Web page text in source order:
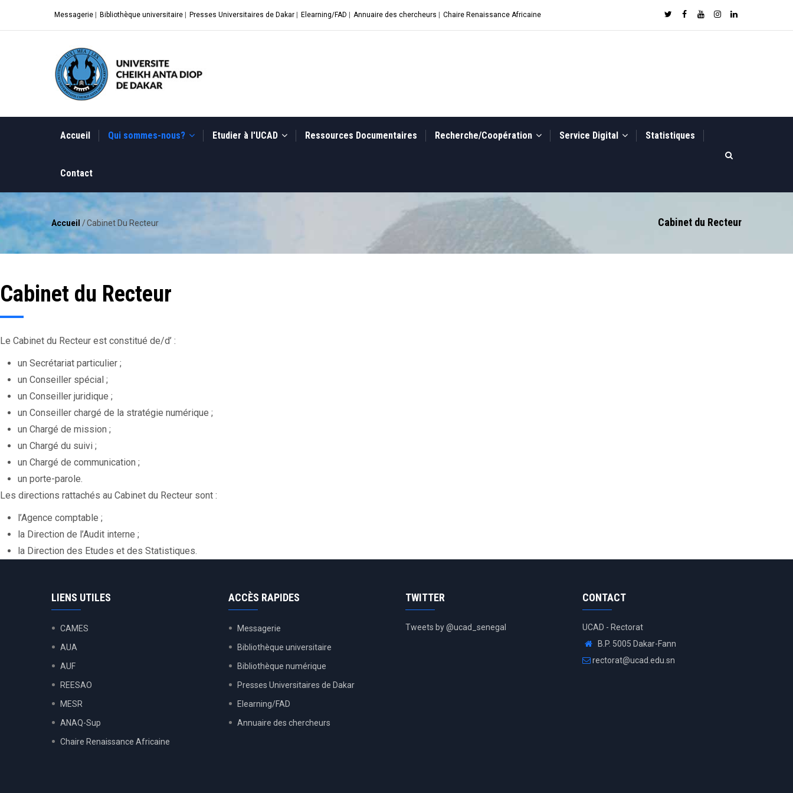
Messagerie Bibliothèque universitaire Presses Universitaires de Dakar Elearning/FAD Annuaire des chercheurs Chaire Renaissance Africaine
NAVIGATION
Accueil Qui sommes-nous? Etudier à l'UCAD Ressources Documentaires Recherche/Coopération Service Digital Statistiques
Contact
Cabinet du Recteur
Fil
d'Ariane
Accueil /Cabinet Du Recteur
Cabinet du Recteur
Le Cabinet du Recteur est constitué de/d’ :
un Secrétariat particulier ;
un Conseiller spécial ;
un Conseiller juridique ;
un Conseiller chargé de la stratégie numérique ;
un Chargé de mission ;
un Chargé du suivi ;
un Chargé de communication ;
un porte-parole.
Les directions rattachés au Cabinet du Recteur sont :
l’Agence comptable ;
la Direction de l’Audit interne ;
la Direction des Etudes et des Statistiques.
LIENS UTILES
CAMES
AUA
AUF
REESAO
MESR
ANAQ-Sup
Chaire Renaissance Africaine
ACCÈS RAPIDES
Messagerie
Bibliothèque universitaire
Bibliothèque numérique
Presses Universitaires de Dakar
Elearning/FAD
Annuaire des chercheurs
TWITTER
Tweets by @ucad_senegal
CONTACT
UCAD - Rectorat
B.P. 5005 Dakar-Fann
rectorat@ucad.edu.sn